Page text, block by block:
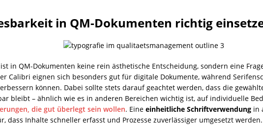
in QM-Dokumenten richtig
ist in QM-Dokumenten keine rein ästhetische Entscheidung, sondern eine
Calibri eignen sich besonders gut für digitale Dokumente, während
können. Dabei sollte stets darauf geachtet werden, dass die
bleibt – ähnlich wie es in anderen Bereichen wichtig ist, auf individuelle
die gut überlegt sein wollen. Eine einheitliche Schriftverwendung in
dass Inhalte schneller erfasst und Prozesse zuverlässiger umgesetzt werden.